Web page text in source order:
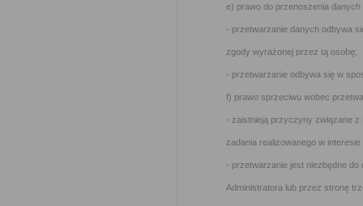
e) prawo do przenoszenia danych
- przetwarzanie danych odbywa
zgody wyrażonej przez tą osobę;
- przetwarzanie odbywa się w
f) prawo sprzeciwu wobec
- zaistnieją przyczyny związane z
zadania realizowanego w
- przetwarzanie jest niezbędne
Administratora lub przez stronę